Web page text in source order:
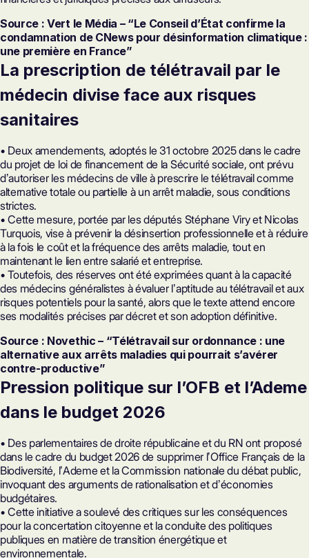
Source : Vert le Média – “Le Conseil d’État confirme la
condamnation de CNews pour désinformation climatique :
une première en France”
La prescription de télétravail par le
médecin divise face aux risques
sanitaires
• Deux amendements, adoptés le 31 octobre 2025 dans le cadre
du projet de loi de financement de la Sécurité sociale, ont prévu
dʼautoriser les médecins de ville à prescrire le télétravail comme
alternative totale ou partielle à un arrêt maladie, sous conditions
strictes.
• Cette mesure, portée par les députés Stéphane Viry et Nicolas
Turquois, vise à prévenir la désinsertion professionnelle et à réduire
à la fois le coût et la fréquence des arrêts maladie, tout en
maintenant le lien entre salarié et entreprise.
• Toutefois, des réserves ont été exprimées quant à la capacité
des médecins généralistes à évaluer lʼaptitude au télétravail et aux
risques potentiels pour la santé, alors que le texte attend encore
ses modalités précises par décret et son adoption définitive.
Source : Novethic – “Télétravail sur ordonnance : une
alternative aux arrêts maladies qui pourrait sʼavérer
contre-productive”
Pression politique sur l’OFB et l’Ademe
dans le budget 2026
• Des parlementaires de droite républicaine et du RN ont proposé
dans le cadre du budget 2026 de supprimer lʼOffice Français de la
Biodiversité, lʼAdeme et la Commission nationale du débat public,
invoquant des arguments de rationalisation et dʼéconomies
budgétaires.
• Cette initiative a soulevé des critiques sur les conséquences
pour la concertation citoyenne et la conduite des politiques
publiques en matière de transition énergétique et
environnementale.